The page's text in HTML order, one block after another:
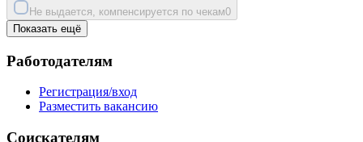
Не выдается, компенсируется по чекам0
Показать ещё
Работодателям
Регистрация/вход
Разместить вакансию
Соискателям